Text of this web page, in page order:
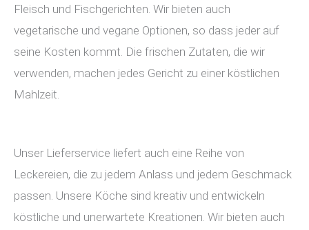
Fleisch und Fischgerichten. Wir bieten auch
vegetarische und vegane Optionen, so dass jeder auf
seine Kosten kommt. Die frischen Zutaten, die wir
verwenden, machen jedes Gericht zu einer köstlichen
Mahlzeit.
Unser Lieferservice liefert auch eine Reihe von
Leckereien, die zu jedem Anlass und jedem Geschmack
passen. Unsere Köche sind kreativ und entwickeln
köstliche und unerwartete Kreationen. Wir bieten auch